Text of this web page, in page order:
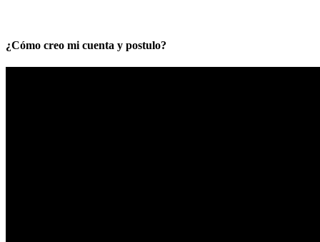
¿Cómo creo mi cuenta y postulo?